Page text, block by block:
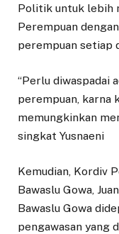
Politik untuk lebih
Perempuan
perempuan setiap
“Perlu diwaspadai
perempuan, karna
memungkinkan
singkat Yusnaeni
Kemudian, Kordiv
Bawaslu Gowa,
Bawaslu Gowa
pengawasan yang